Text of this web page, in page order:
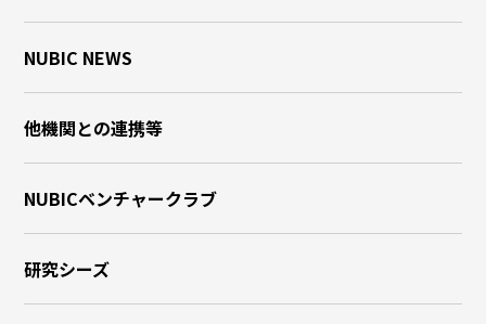
NUBIC NEWS
他機関との連携等
NUBICベンチャークラブ
研究シーズ